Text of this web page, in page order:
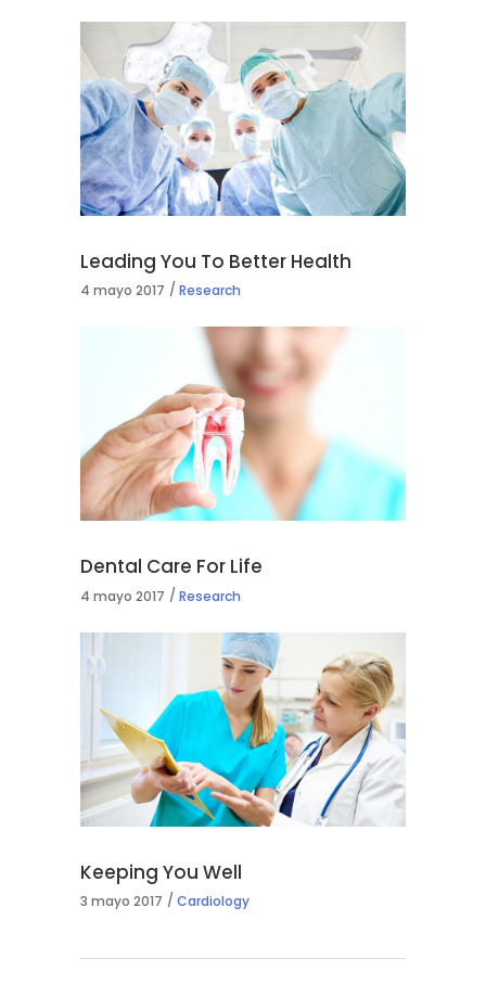
Leading You To Better Health
4 mayo 2017 Research
Dental Care For Life
4 mayo 2017 Research
Keeping You Well
3 mayo 2017 Cardiology